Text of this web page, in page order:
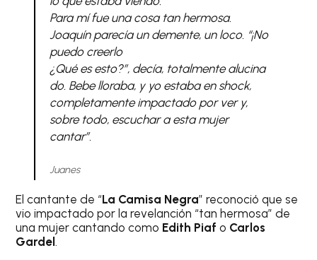
Para mí fue una cosa tan hermosa.
Joaquín parecía un demente, un loco. “¡No
puedo creerlo
¿Qué es esto?”, decía, totalmente alucina
do. Bebe lloraba, y yo estaba en shock,
completamente impactado por ver y,
sobre todo, escuchar a esta mujer
cantar”.
Juanes
El cantante de “La Camisa Negra” reconoció que se
vio impactado por la revelanción “tan hermosa” de
una mujer cantando como Edith Piafo Carlos
Gardel.